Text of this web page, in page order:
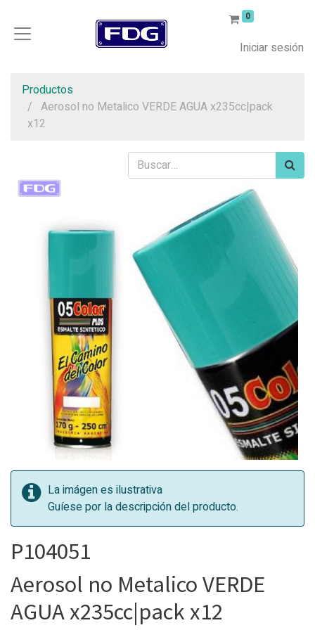
0
Iniciar sesión
Productos
Aerosol no Metalico VERDE AGUA x235cc|pack
x12
La imágen es ilustrativa
Guíese por la descripción del producto.
P104051
Aerosol no Metalico VERDE
AGUA x235cc|pack x12